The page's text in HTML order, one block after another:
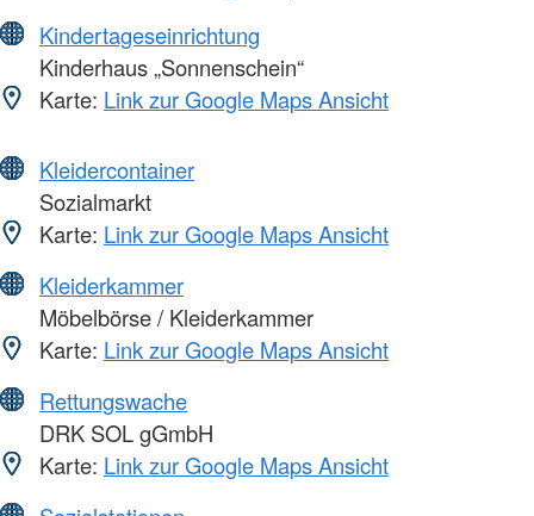
Kindertageseinrichtung
Kinderhaus „Sonnenschein“
Karte: Link zur Google Maps Ansicht
Kleidercontainer
Sozialmarkt
Karte: Link zur Google Maps Ansicht
Kleiderkammer
Möbelbörse / Kleiderkammer
Karte: Link zur Google Maps Ansicht
Rettungswache
DRK SOL gGmbH
Karte: Link zur Google Maps Ansicht